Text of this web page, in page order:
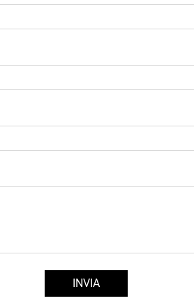
INVIA